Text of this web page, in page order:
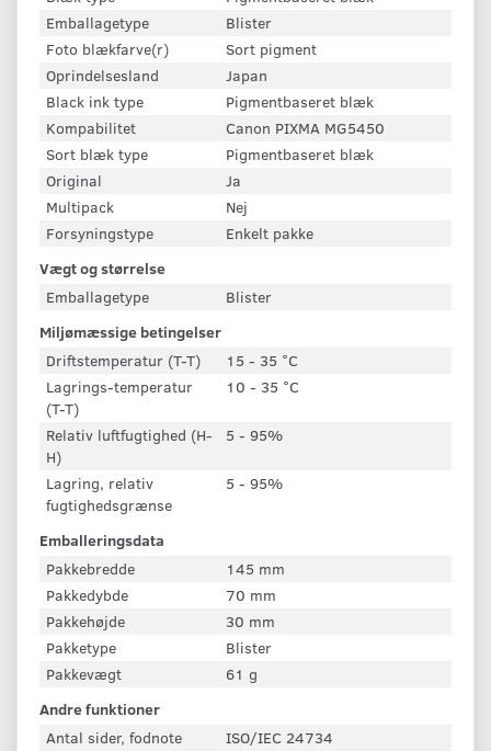
Emballagetype
Blister
Foto blækfarve(r)
Sort pigment
Oprindelsesland
Japan
Black ink type
Pigmentbaseret blæk
Kompabilitet
Canon PIXMA MG5450
Sort blæk type
Pigmentbaseret blæk
Original
Ja
Multipack
Nej
Forsyningstype
Enkelt pakke
Vægt og størrelse
Emballagetype
Blister
Miljømæssige betingelser
Driftstemperatur (T-T)
15 - 35 °C
Lagrings-temperatur
(T-T)
10 - 35 °C
Relativ luftfugtighed (H-
H)
5 - 95%
Lagring, relativ
fugtighedsgrænse
5 - 95%
Emballeringsdata
Pakkebredde
145 mm
Pakkedybde
70 mm
Pakkehøjde
30 mm
Pakketype
Blister
Pakkevægt
61 g
Andre funktioner
Antal sider, fodnote
ISO/IEC 24734